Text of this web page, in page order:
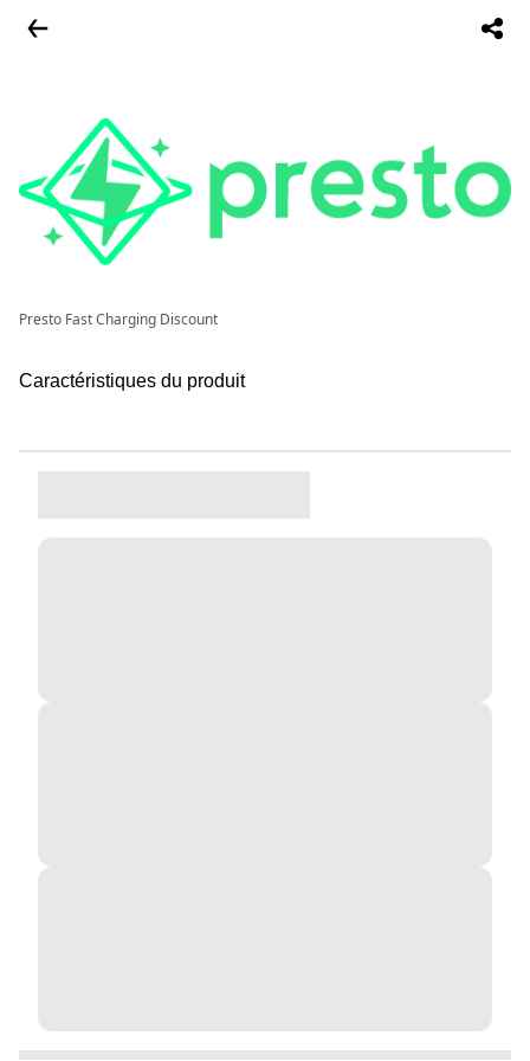
Presto Fast Charging Discount
Caractéristiques du produit